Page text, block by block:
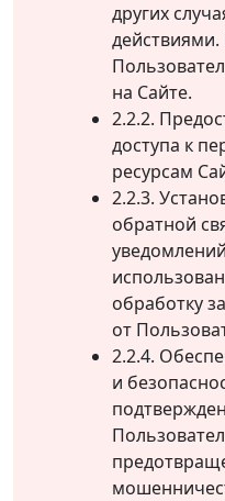
других
на Сайте.
2.2.2.
доступа к
ресурсам
2.2.3.
обратной
обработку
от
2.2.4.
и